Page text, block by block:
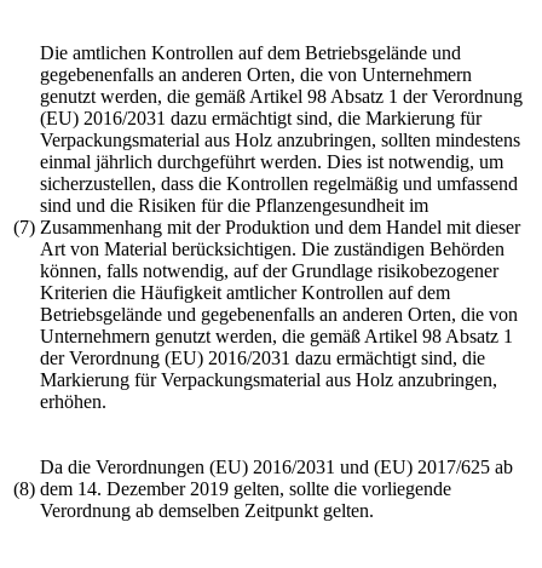
(7)
Die amtlichen Kontrollen auf dem Betriebsgelände und
gegebenenfalls an anderen Orten, die von Unternehmern
genutzt werden, die gemäß Artikel 98 Absatz 1 derVerordnung
(EU) 2016/2031 dazu ermächtigt sind, die Markierung für
Verpackungsmaterial aus Holz anzubringen, sollten mindestens
einmal jährlich durchgeführt werden. Dies ist notwendig, um
sicherzustellen, dass die Kontrollen regelmäßig und umfassend
sind und die Risiken für die Pflanzengesundheit im
Zusammenhang mit der Produktion und dem Handel mit dieser
Art von Material berücksichtigen. Die zuständigen Behörden
können, falls notwendig, auf der Grundlage risikobezogener
Kriterien die Häufigkeit amtlicher Kontrollen auf dem
Betriebsgelände und gegebenenfalls an anderen Orten, die von
Unternehmern genutzt werden, die gemäß Artikel 98 Absatz 1
derVerordnung (EU) 2016/2031 dazu ermächtigt sind, die
Markierung für Verpackungsmaterial aus Holz anzubringen,
erhöhen.
(8)
Da die Verordnungen (EU) 2016/2031 und (EU) 2017/625 ab
dem 14. Dezember 2019 gelten, sollte die vorliegende
Verordnung ab demselben Zeitpunkt gelten.